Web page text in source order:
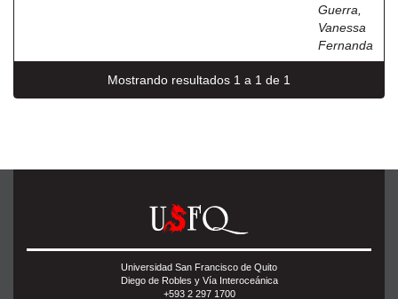
Guerra,
Vanessa
Fernanda
Mostrando resultados 1 a 1 de 1
Universidad San Francisco de Quito
Diego de Robles y Vía Interoceánica
+593 2 297 1700